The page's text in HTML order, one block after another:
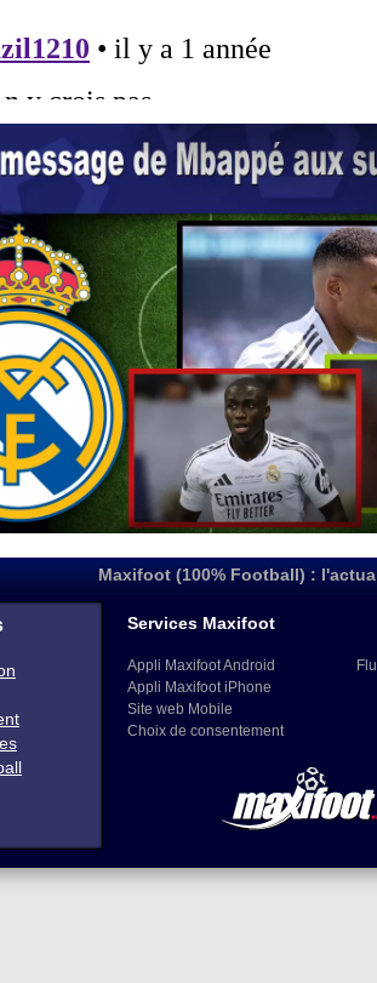
Maxifoot (100% Football) :
Services Maxifoot
Appli Maxifoot Android
Appli Maxifoot iPhone
Site web Mobile
Choix de consentement